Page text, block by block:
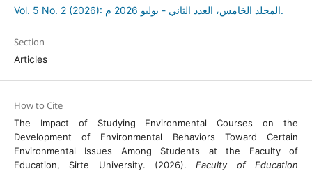
Vol. 5 No. 2 (2026): المجلد الخامس، العدد الثاني - يوليو 2026 م.
Section
Articles
How to Cite
The Impact of Studying Environmental Courses on the
Development of Environmental Behaviors Toward Certain
Environmental Issues Among Students at the Faculty of
Education, Sirte University. (2026).Faculty of Education